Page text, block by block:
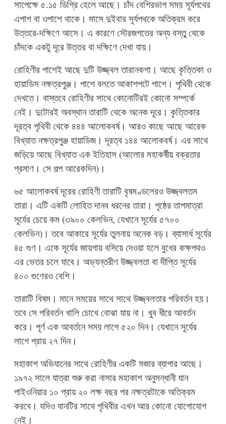
সাপেক্ষে ৫.১৫ ডিগ্রি হেলে আছে। চাঁদ বেশিরভাগ সময় সূর্যপথের
এপাশ বা ওপাশে থাকে। মাসে দুইবার সূর্যপথকে অতিক্রম করে
উত্তরে-দক্ষিণে আসে। এ কারণে সৌরজগতের অন্য বস্তু থেকে
চাঁদকে একটু দূরে উত্তর বা দক্ষিণে দেখা যায়।
রোহিণীর পাশেই আছে দুটি উজ্জ্বল তারানকশা। আছে কৃত্তিকা ও
হায়াডিস নক্ষত্রপুঞ্জ। পাশে বলতে আকাশপটে পাশে। পৃথিবী থেকে
দেখতে। বাস্তবে রোহিণীর সাথে কোনোটিরই কোনো সম্পর্কে
নেই। দুটোরই অবস্থান তারাটি থেকে অনেক দূরে। কৃত্তিকার
দূরত্ব পৃথিবী থেকে ৪৪৪ আলোকবর্ষ। আরও কাছে আছে আরেক
বিখ্যাত নক্ষত্রপুঞ্জ হায়াডিজ। দূরত্ব ১৪৪ আলোকবর্ষ। এর সাথে
জড়িয়ে আছে বিখ্যাত এক ইতিহাস (আলোর মহাকর্ষীয় বক্রতার
প্রমাণ। সে গল্প আরেকদিন)।
৬৫ আলোকবর্ষ দূরের রোহিণী তারাটি বৃষমণ্ডলেরও উজ্জ্বলতম
তারা। এটি একটি লোহিত দানব ধরনের তারা। পৃষ্ঠের তাপমাত্রা
সূর্যের চেয়ে কম (৩৯০০ কেলভিন, যেখানে সূর্যের ৫৭০০
কেলভিন)। তবে আকারে সূর্যের তুলনায় অনেক বড়। ব্যাসার্ধ সূর্যের
৪৫ গুণ। একে সূর্যের জায়গায় বসিয়ে দেওয়া হলে বুধের কক্ষপথও
এর ভেতর চলে যাবে। অভ্যন্তরীণ উজ্জ্বলতা বা দীপ্তি সূর্যের
৪০০ গুণেরও বেশি।
তারাটি বিষম। মানে সময়ের সাথে সাথে উজ্জ্বলতার পরিবর্তন হয়।
তবে সে পরিবর্তন খালি চোখে বোঝা যায় না। খুব ধীরে আবর্তন
করে। পূর্ণ এক আবর্তনে সময় লাগে ৫২০ দিন। যেখানে সূর্যের
লাগে প্রায় ২৭ দিন।
মহাকাশ অভিযানের সাথে রোহিণীর একটি মজার ব্যাপার আছে।
১৯৭২ সালে যাত্রা শুরু করা নাসার মহাকাশ অনুসন্ধানী যান
পাইওনিয়ার ১০ প্রায় ২০ লক্ষ বছর পর নক্ষত্রটাকে অতিক্রম
করবে। যদিও যানটির সাথে পৃথিবীর এখন আর কোনো যোগোযোগ
নেই।